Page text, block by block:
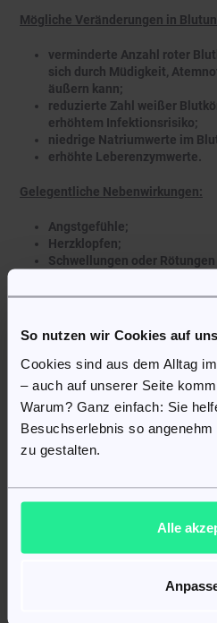
So nutzen wir Cookies auf
Cookies sind aus dem Alltag
– auch auf unserer Seite
Warum? Ganz einfach: Sie
Besuchserlebnis so
zu gestalten.
Alle
Mögliche Veränderungen in
verminderte Anzahl roter
sich durch Müdigkeit,
äußern kann;
reduzierte Zahl weißer
erhöhtem Infektionsrisiko;
niedrige Natriumwerte im
erhöhte Leberenzymwerte.
Gelegentliche Nebenwirkungen:
Angstgefühle;
Herzklopfen;
Schwellungen oder
Nesselsucht (juckende,
Halluzinationen
Weitere mögliche
Entzündung der Leber
beschleunigter Herzschlag
Entzündungen der
oder violetten
Panikattacken oder starke
schwere psychische